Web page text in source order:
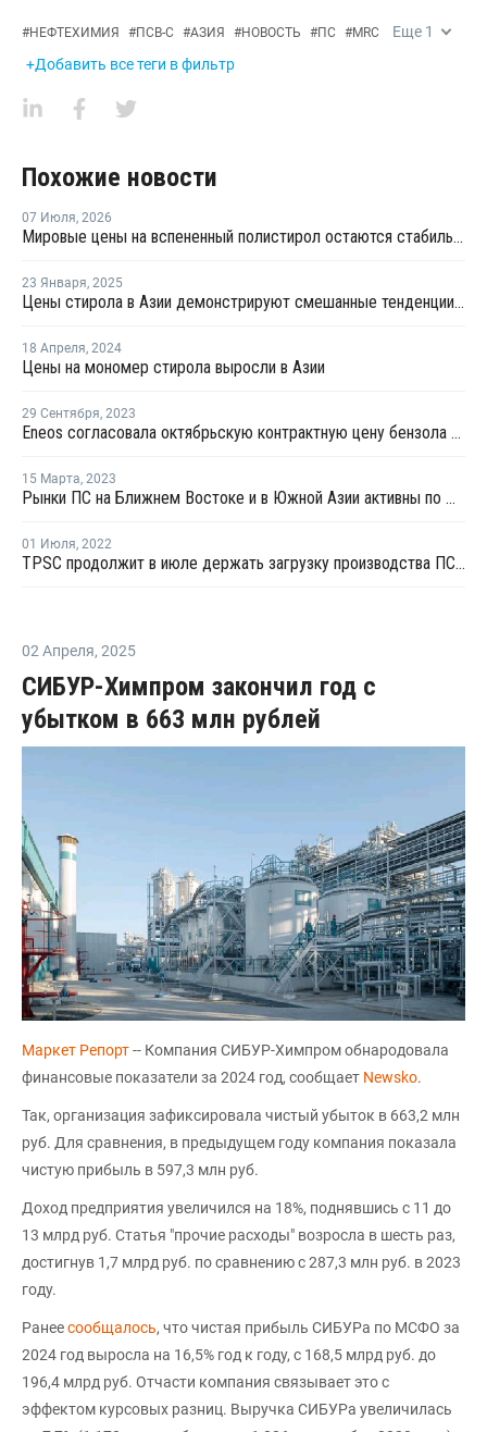
#НЕФТЕХИМИЯ #ПСВ-С #АЗИЯ #НОВОСТЬ #ПС #MRC Еще 1
+Добавить все теги в фильтр
Похожие новости
07 Июля, 2026
Мировые цены на вспененный полистирол остаются стабильными
23 Января, 2025
Цены стирола в Азии демонстрируют смешанные тенденции в январе
18 Апреля, 2024
Цены на мономер стирола выросли в Азии
29 Сентября, 2023
Eneos согласовала октябрьскую контрактную цену бензола в Азии
15 Марта, 2023
Рынки ПС на Ближнем Востоке и в Южной Азии активны по мере стабилизации цен стирола
01 Июля, 2022
TPSC продолжит в июле держать загрузку производства ПС на уровне 80%
02 Апреля, 2025
СИБУР-Химпром закончил год с
убытком в 663 млн рублей
Маркет Репорт-- Компания СИБУР-Химпром обнародовала
финансовые показатели за 2024 год, сообщает Newsko.
Так, организация зафиксировала чистый убыток в 663,2 млн
руб. Для сравнения, в предыдущем году компания показала
чистую прибыль в 597,3 млн руб.
Доход предприятия увеличился на 18%, поднявшись с 11 до
13 млрд руб. Статья "прочие расходы" возросла в шесть раз,
достигнув 1,7 млрд руб. по сравнению с 287,3 млн руб. в 2023
году.
Ранеесообщалось, что чистая прибыль СИБУРа по МСФО за
2024 год выросла на 16,5% год к году, с 168,5 млрд руб. до
196,4 млрд руб. Отчасти компания связывает это с
эффектом курсовых разниц. Выручка СИБУРа увеличилась